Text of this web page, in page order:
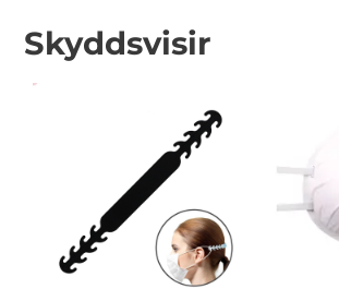
Skyddsvisir
Underkategorier